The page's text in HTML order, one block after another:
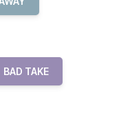
BAD TAKE